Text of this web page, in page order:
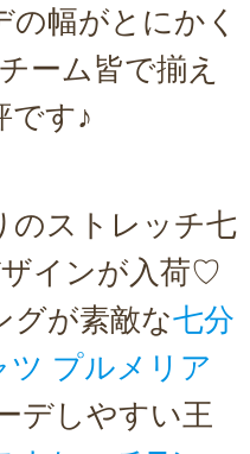
の幅がとにかく
ーム皆で揃え
です♪
のストレッチ七
インが入荷♡
グが素敵な七分
プルメリア
デしやすい王